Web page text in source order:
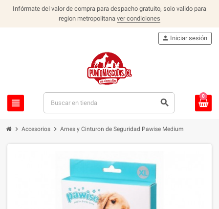
Infórmate del valor de compra para despacho gratuito, solo valido para
region metropolitana ver condiciones
view_headline search
person Iniciar sesión
0
chevron_right Accesorios chevron_right Arnes y Cinturon de Seguridad Pawise Medium